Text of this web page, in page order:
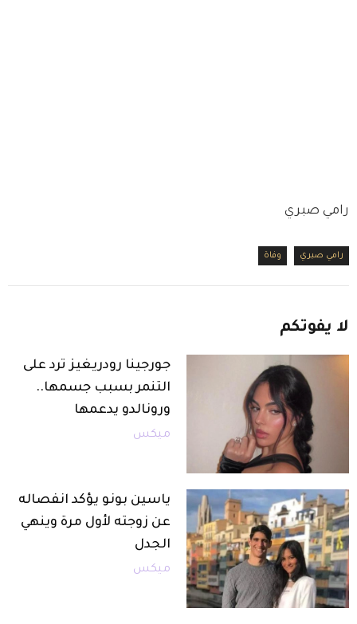
رامي صبري
رامي صبري وفاة
لا يفوتكم
جورجينا رودريغيز ترد على
التنمر بسبب جسمها..
ورونالدو يدعمها
ميكس
ياسين بونو يؤكد انفصاله
عن زوجته لأول مرة وينهي
الجدل
ميكس